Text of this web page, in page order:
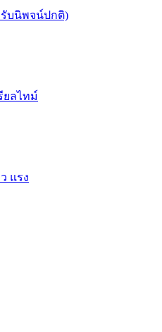
บนิพจน์ปกติ)
ยลไทม์
แรง